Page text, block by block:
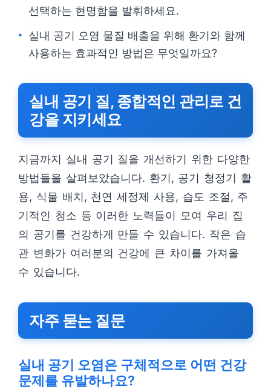
선택하는 현명함을 발휘하세요.
실내 공기 오염 물질 배출을 위해 환기와 함께
사용하는 효과적인 방법은 무엇일까요?
실내 공기 질, 종합적인 관리로 건
강을 지키세요
지금까지 실내 공기 질을 개선하기 위한 다양한
방법들을 살펴보았습니다. 환기, 공기 청정기 활
용, 식물 배치, 천연 세정제 사용, 습도 조절, 주
기적인 청소 등 이러한 노력들이 모여 우리 집
의 공기를 건강하게 만들 수 있습니다. 작은 습
관 변화가 여러분의 건강에 큰 차이를 가져올
수 있습니다.
자주 묻는 질문
실내 공기 오염은 구체적으로 어떤 건강
문제를 유발하나요?